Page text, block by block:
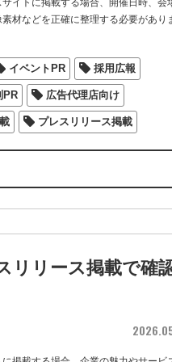
イトに掲載する場合、開催日時、会
材などを正確に整理する必要があり
イベントPR 採用広報
PR 広告代理店向け
プレスリリース掲載
リリース掲載で確